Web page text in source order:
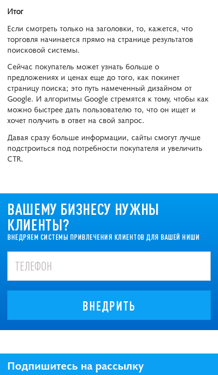
Итог
Если смотреть только на заголовки, то, кажется, что
торговля начинается прямо на странице результатов
поисковой системы.
Сейчас покупатель может узнать больше о
предложениях и ценах еще до того, как покинет
страницу поиска; это путь намеченный дизайном от
Google. И алгоритмы Google стремятся к тому, чтобы как
можно быстрее дать пользователю то, что он ищет и
хочет получить в ответ на свой запрос.
Давая сразу больше информации, сайты смогут лучше
подстроиться под потребности покупателя и увеличить
CTR.
ВАШЕМУ БИЗНЕСУ НУЖНЫ
КЛИЕНТЫ?
ВНЕДРЯЕМ СИСТЕМЫ ПРИВЛЕЧЕНИЯ КЛИЕНТОВ ДЛЯ ВАШЕЙ НИШИ
ВНЕДРИТЬ
Подпишитесь на рассылку